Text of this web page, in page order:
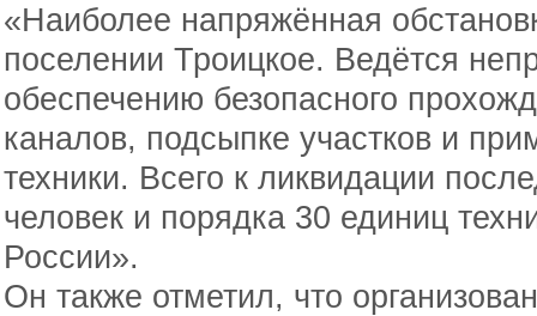
«Наиболее напряжённая
поселении Троицкое. Ведётся
обеспечению безопасного
каналов, подсыпке участков и
техники. Всего к ликвидации
человек и порядка 30 единиц
России».
Он также отметил, что